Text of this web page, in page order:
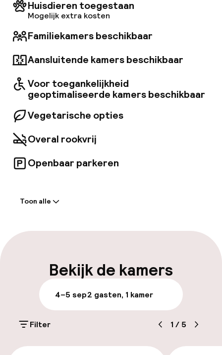
Huisdieren toegestaan
Mogelijk extra kosten
Familiekamers beschikbaar
Aansluitende kamers beschikbaar
Voor toegankelijkheid
geoptimaliseerde kamers beschikbaar
Vegetarische opties
Overal rookvrij
Openbaar parkeren
Meertalige medewerkers
Parkeren & mobiliteit
Parkeergelegenheid op eigen terrein
(buiten)
Toon alle
Bekijk de kamers
4–5 sep2 gasten, 1 kamer
Filter 1 / 5